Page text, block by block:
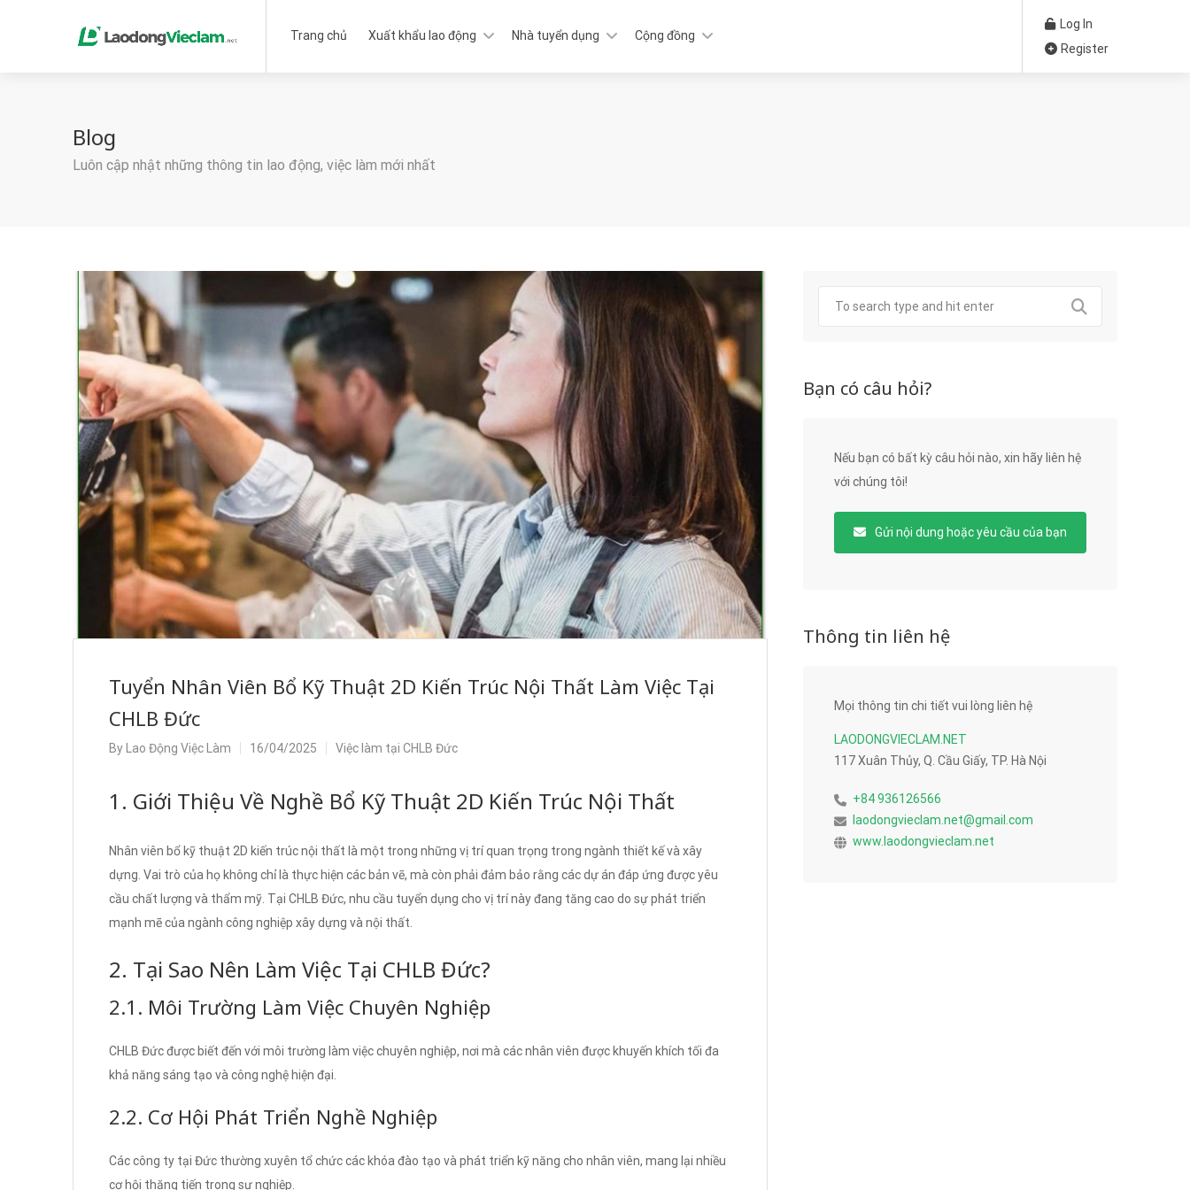
Trang chủ Xuất khẩu lao động Nhà tuyển dụng Cộng đồng
Log In
Register
Blog
Luôn cập nhật những thông tin lao động, việc làm mới nhất
Tuyển Nhân Viên Bổ Kỹ Thuật 2D Kiến Trúc Nội Thất Làm Việc Tại
CHLB Đức
By Lao Động Việc Làm 16/04/2025 Việc làm tại CHLB Đức
1. Giới Thiệu Về Nghề Bổ Kỹ Thuật 2D Kiến Trúc Nội Thất
Nhân viên bổ kỹ thuật 2D kiến trúc nội thất là một trong những vị trí quan trọng trong ngành thiết kế và xây
dựng. Vai trò của họ không chỉ là thực hiện các bản vẽ, mà còn phải đảm bảo rằng các dự án đáp ứng được yêu
cầu chất lượng và thẩm mỹ. Tại CHLB Đức, nhu cầu tuyển dụng cho vị trí này đang tăng cao do sự phát triển
mạnh mẽ của ngành công nghiệp xây dựng và nội thất.
2. Tại Sao Nên Làm Việc Tại CHLB Đức?
2.1. Môi Trường Làm Việc Chuyên Nghiệp
CHLB Đức được biết đến với môi trường làm việc chuyên nghiệp, nơi mà các nhân viên được khuyến khích tối đa
khả năng sáng tạo và công nghệ hiện đại.
2.2. Cơ Hội Phát Triển Nghề Nghiệp
Các công ty tại Đức thường xuyên tổ chức các khóa đào tạo và phát triển kỹ năng cho nhân viên, mang lại nhiều
cơ hội thăng tiến trong sự nghiệp.
Bạn có câu hỏi?
Nếu bạn có bất kỳ câu hỏi nào, xin hãy liên hệ
với chúng tôi!
Gửi nội dung hoặc yêu cầu của bạn
Thông tin liên hệ
Mọi thông tin chi tiết vui lòng liên hệ
LAODONGVIECLAM.NET
117 Xuân Thủy, Q. Cầu Giấy, TP. Hà Nội
+84 936126566
laodongvieclam.net@gmail.com
www.laodongvieclam.net